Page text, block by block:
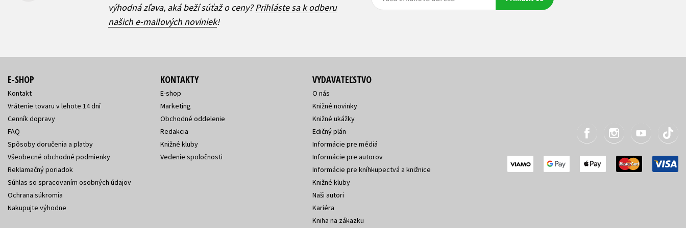
výhodná zľava, aká beží súťaž o ceny?Prihláste sa k odberu
našich e-mailových noviniek!
E-SHOP
Kontakt
Vrátenie tovaru v lehote 14 dní
Cenník dopravy
FAQ
Spôsoby doručenia a platby
Všeobecné obchodné podmienky
Reklamačný poriadok
Súhlas so spracovaním osobných údajov
Ochrana súkromia
Nakupujte výhodne
KONTAKTY
E-shop
Marketing
Obchodné oddelenie
Redakcia
Knižné kluby
Vedenie spoločnosti
VYDAVATEĽSTVO
O nás
Knižné novinky
Knižné ukážky
Edičný plán
Informácie pre médiá
Informácie pre autorov
Informácie pre kníhkupectvá a knižnice
Knižné kluby
Naši autori
Kariéra
Kniha na zákazku